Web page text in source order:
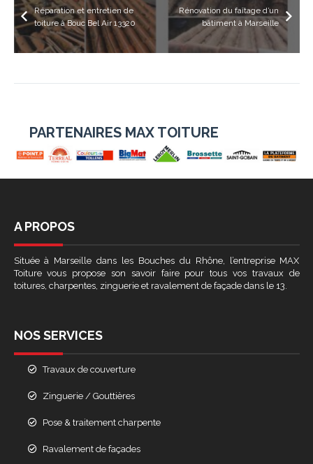
Réparation et entretien de
toiture à Bouc Bel Air 13320
Rénovation du faîtage d’un
bâtiment à Marseille
PARTENAIRES MAX TOITURE
A PROPOS
Située à Marseille dans les Bouches du Rhône, l’entreprise MAX
Toiture vous propose son savoir faire pour tous vos travaux de
toitures, charpentes, zinguerie et ravalement de façade dans le 13.
NOS SERVICES
Travaux de couverture
Zinguerie / Gouttières
Pose & traitement charpente
Ravalement de façades